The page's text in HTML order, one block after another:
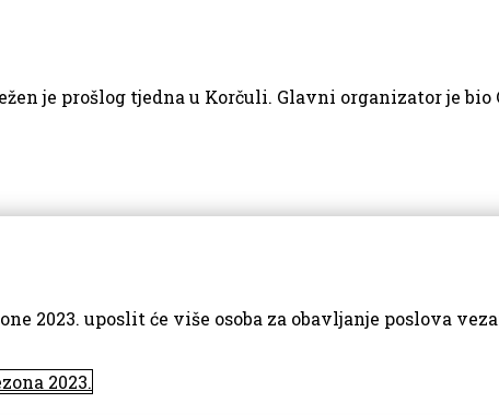
je prošlog tjedna u Korčuli. Glavni organizator je
2023. uposlit će više osoba za obavljanje poslova
2023.